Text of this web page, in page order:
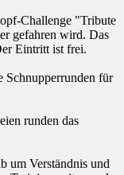
Challenge "Tribute
gefahren wird. Das
Eintritt ist frei.
Schnupperrunden für
runden das
um Verständnis und